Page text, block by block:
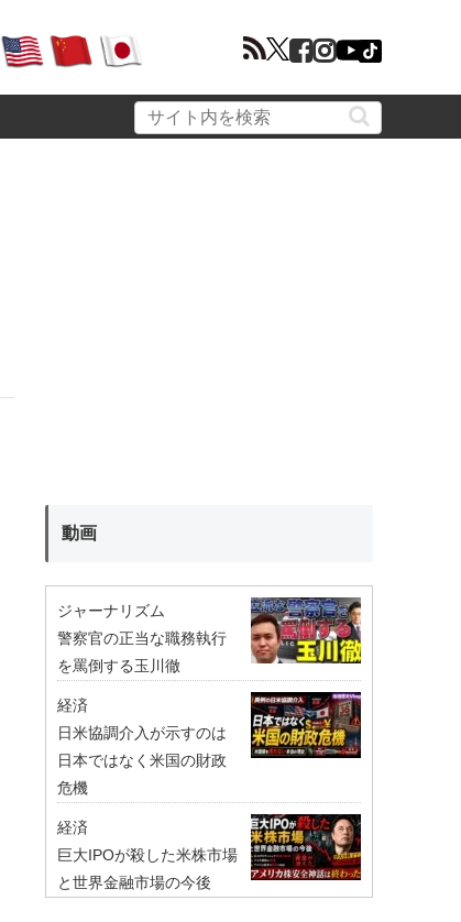
動画
ジャーナリズム
警察官の正当な職務執行
を罵倒する玉川徹
経済
日米協調介入が示すのは
日本ではなく米国の財政
危機
経済
巨大IPOが殺した米株市場
と世界金融市場の今後